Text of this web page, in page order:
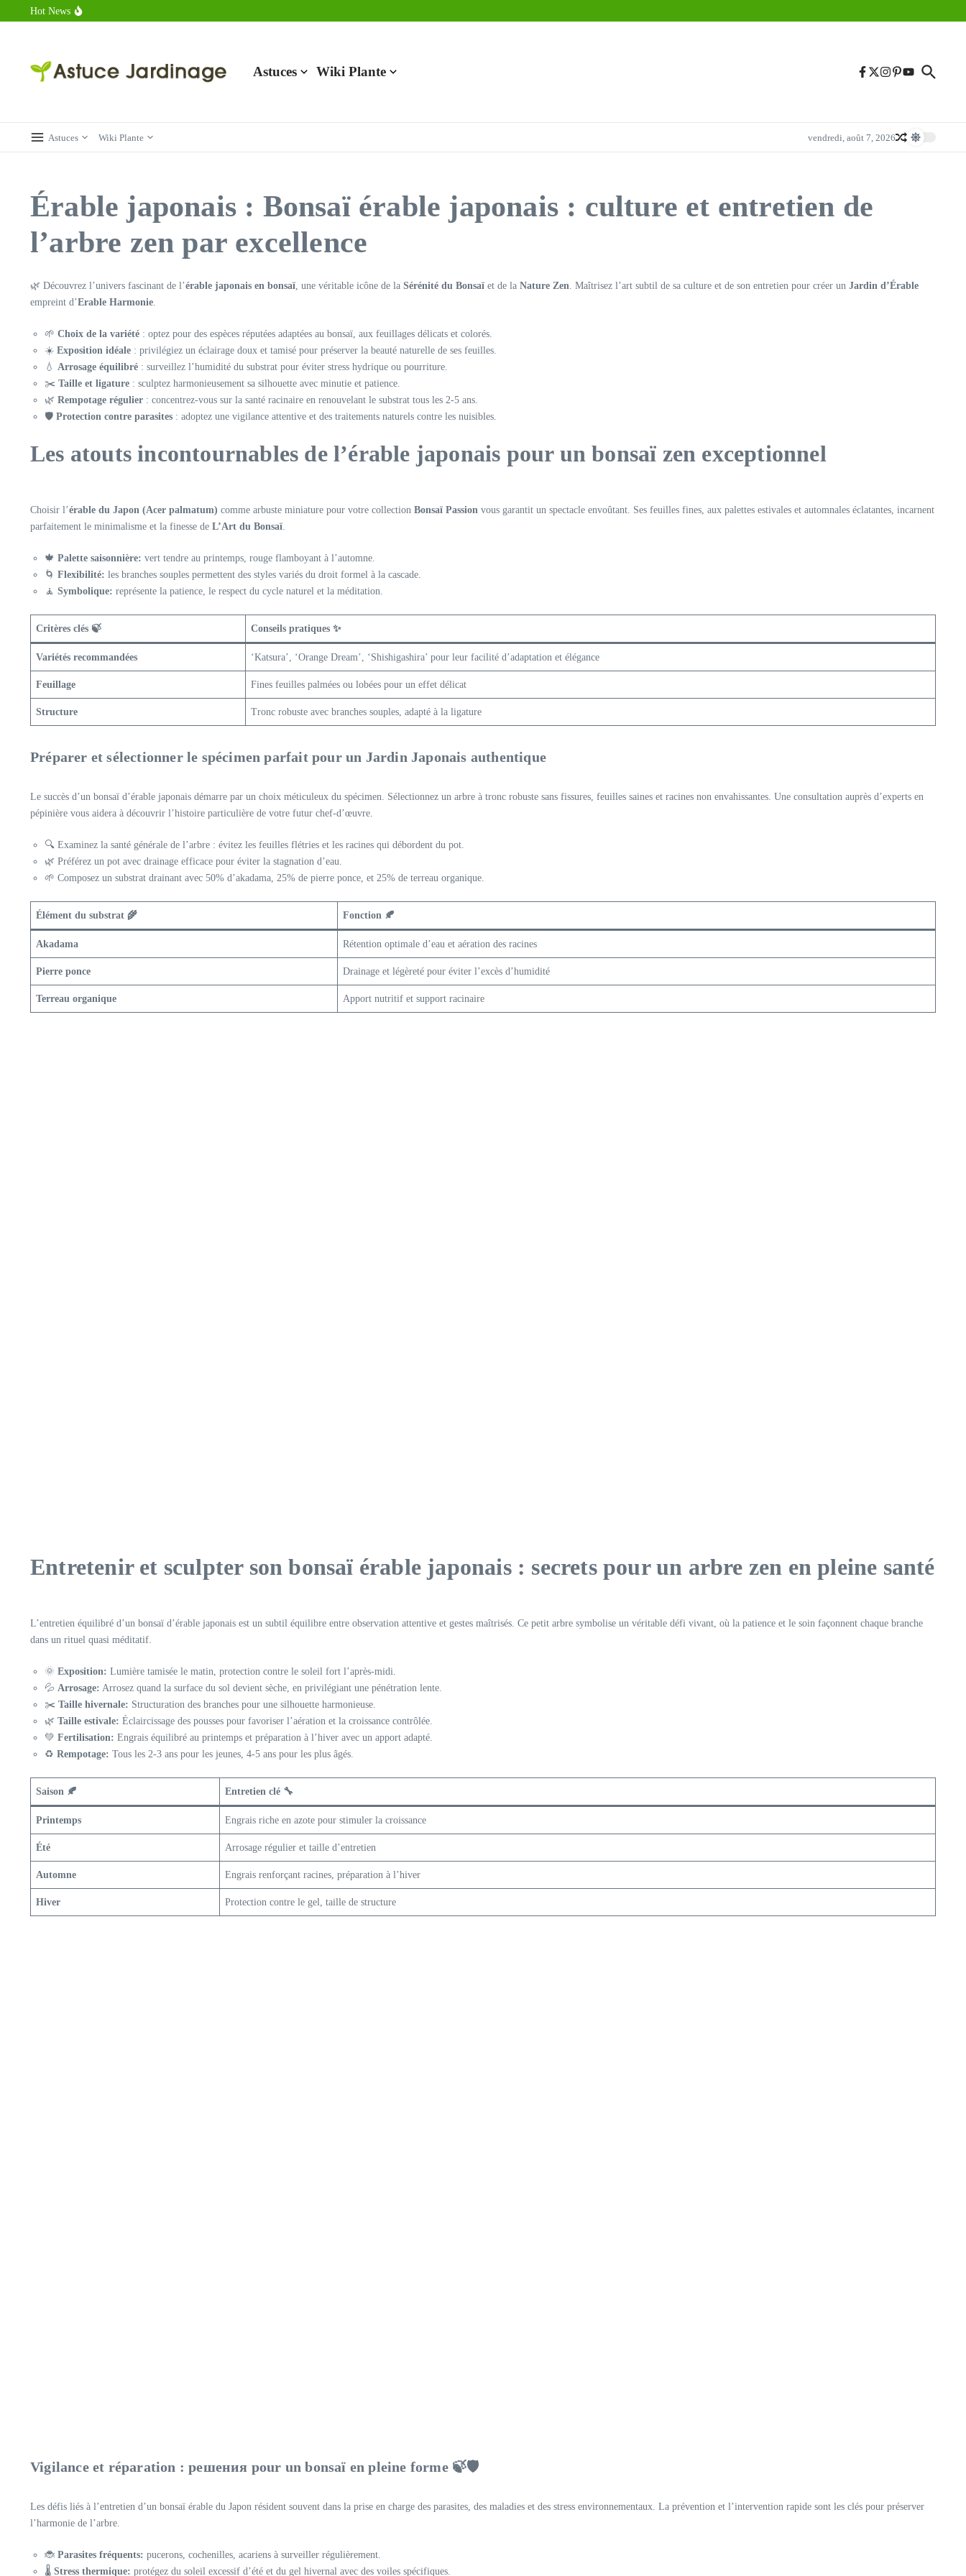
Aller au contenu
Hot News
Combien de calories dans un croque monsieur en 2025 ?
Astuces Wiki Plante
Astuces Wiki Plante vendredi, août 7, 2026
Érable japonais : Bonsaï érable japonais : culture et entretien de
l’arbre zen par excellence
🌿 Découvrez l’univers fascinant de l’érable japonais en bonsaï, une véritable icône de la Sérénité du Bonsaï et de la Nature Zen. Maîtrisez l’art subtil de sa culture et de son entretien pour créer un Jardin d’Érable
empreint d’Erable Harmonie.
🌱 Choix de la variété : optez pour des espèces réputées adaptées au bonsaï, aux feuillages délicats et colorés.
☀️ Exposition idéale : privilégiez un éclairage doux et tamisé pour préserver la beauté naturelle de ses feuilles.
💧 Arrosage équilibré : surveillez l’humidité du substrat pour éviter stress hydrique ou pourriture.
✂️ Taille et ligature : sculptez harmonieusement sa silhouette avec minutie et patience.
🌿 Rempotage régulier : concentrez-vous sur la santé racinaire en renouvelant le substrat tous les 2-5 ans.
🛡️ Protection contre parasites : adoptez une vigilance attentive et des traitements naturels contre les nuisibles.
Les atouts incontournables de l’érable japonais pour un bonsaï zen exceptionnel
Choisir l’érable du Japon (Acer palmatum) comme arbuste miniature pour votre collection Bonsaï Passion vous garantit un spectacle envoûtant. Ses feuilles fines, aux palettes estivales et automnales éclatantes, incarnent
parfaitement le minimalisme et la finesse de L’Art du Bonsaï.
🍁 Palette saisonnière: vert tendre au printemps, rouge flamboyant à l’automne.
🌀 Flexibilité: les branches souples permettent des styles variés du droit formel à la cascade.
🧘 Symbolique: représente la patience, le respect du cycle naturel et la méditation.
Critères clés 🍃 Conseils pratiques ✨
Variétés recommandées ‘Katsura’, ‘Orange Dream’, ‘Shishigashira’ pour leur facilité d’adaptation et élégance
Feuillage Fines feuilles palmées ou lobées pour un effet délicat
Structure Tronc robuste avec branches souples, adapté à la ligature
Préparer et sélectionner le spécimen parfait pour un Jardin Japonais authentique
Le succès d’un bonsaï d’érable japonais démarre par un choix méticuleux du spécimen. Sélectionnez un arbre à tronc robuste sans fissures, feuilles saines et racines non envahissantes. Une consultation auprès d’experts en
pépinière vous aidera à découvrir l’histoire particulière de votre futur chef-d’œuvre.
🔍 Examinez la santé générale de l’arbre : évitez les feuilles flétries et les racines qui débordent du pot.
🌿 Préférez un pot avec drainage efficace pour éviter la stagnation d’eau.
🌱 Composez un substrat drainant avec 50% d’akadama, 25% de pierre ponce, et 25% de terreau organique.
Élément du substrat 🌾 Fonction 🍂
Akadama Rétention optimale d’eau et aération des racines
Pierre ponce Drainage et légèreté pour éviter l’excès d’humidité
Terreau organique Apport nutritif et support racinaire
Entretenir et sculpter son bonsaï érable japonais : secrets pour un arbre zen en pleine santé
L’entretien équilibré d’un bonsaï d’érable japonais est un subtil équilibre entre observation attentive et gestes maîtrisés. Ce petit arbre symbolise un véritable défi vivant, où la patience et le soin façonnent chaque branche
dans un rituel quasi méditatif.
🌞 Exposition: Lumière tamisée le matin, protection contre le soleil fort l’après-midi.
💦 Arrosage: Arrosez quand la surface du sol devient sèche, en privilégiant une pénétration lente.
✂️ Taille hivernale: Structuration des branches pour une silhouette harmonieuse.
🌿 Taille estivale: Éclaircissage des pousses pour favoriser l’aération et la croissance contrôlée.
💚 Fertilisation: Engrais équilibré au printemps et préparation à l’hiver avec un apport adapté.
♻️ Rempotage: Tous les 2-3 ans pour les jeunes, 4-5 ans pour les plus âgés.
Saison 🍂 Entretien clé 🔧
Printemps Engrais riche en azote pour stimuler la croissance
Été Arrosage régulier et taille d’entretien
Automne Engrais renforçant racines, préparation à l’hiver
Hiver Protection contre le gel, taille de structure
Vigilance et réparation : решения pour un bonsaï en pleine forme 🍃🛡️
Les défis liés à l’entretien d’un bonsaï érable du Japon résident souvent dans la prise en charge des parasites, des maladies et des stress environnementaux. La prévention et l’intervention rapide sont les clés pour préserver
l’harmonie de l’arbre.
🐞 Parasites fréquents: pucerons, cochenilles, acariens à surveiller régulièrement.
🌡️ Stress thermique: protégez du soleil excessif d’été et du gel hivernal avec des voiles spécifiques.